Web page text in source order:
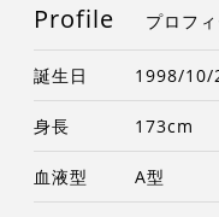
Profile プロフ
誕生日 1998/10/
身長 173cm
血液型 A型